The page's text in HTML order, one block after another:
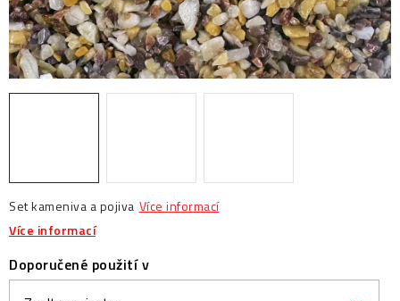
Set kameniva a pojiva Více informací
Více informací
Doporučené použití v